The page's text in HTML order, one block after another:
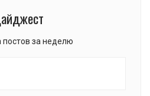
постов за неделю